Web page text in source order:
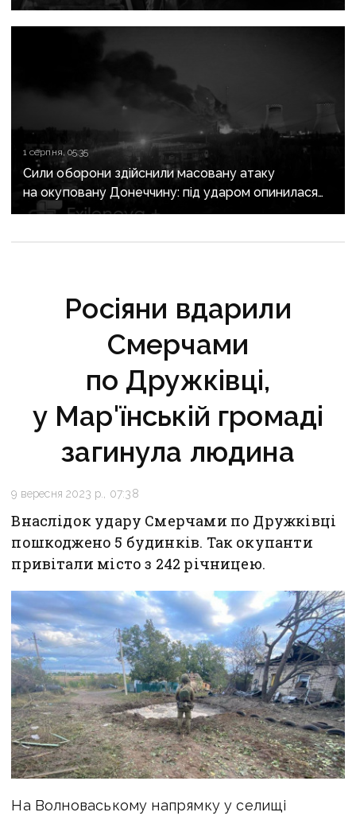
руйнує довіру до влади
1 серпня, 05:35
Сили оборони здійснили масовану атаку
на окуповану Донеччину: під ударом опинилася
Зуївська ТЕС
Росіяни вдарили
Смерчами
по Дружківці,
у Мар'їнській громаді
загинула людина
9 вересня 2023 р., 07:38
Внаслідок удару Смерчами по Дружківці
пошкоджено 5 будинків. Так окупанти
привітали місто з 242 річницею.
На Волноваському напрямку у селищі